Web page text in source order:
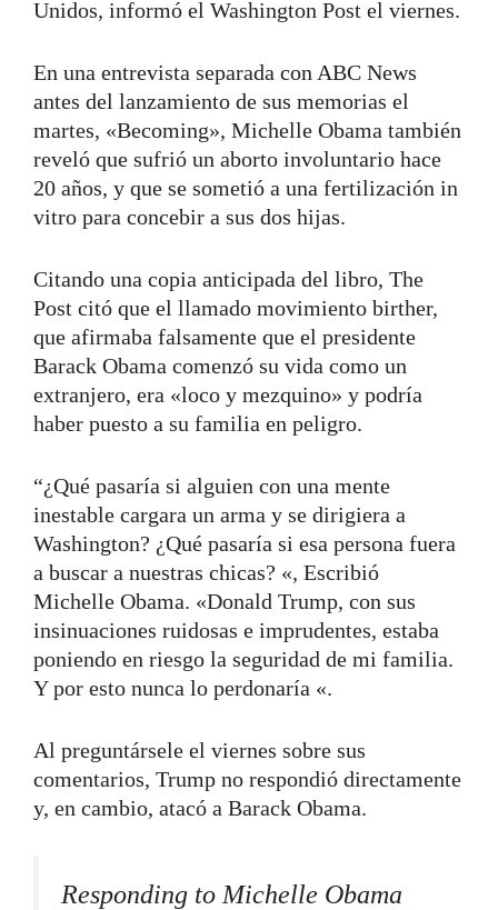
Unidos, informó el Washington Post el viernes.
En una entrevista separada con ABC News
antes del lanzamiento de sus memorias el
martes, «Becoming», Michelle Obama también
reveló que sufrió un aborto involuntario hace
20 años, y que se sometió a una fertilización in
vitro para concebir a sus dos hijas.
Citando una copia anticipada del libro, The
Post citó que el llamado movimiento birther,
que afirmaba falsamente que el presidente
Barack Obama comenzó su vida como un
extranjero, era «loco y mezquino» y podría
haber puesto a su familia en peligro.
“¿Qué pasaría si alguien con una mente
inestable cargara un arma y se dirigiera a
Washington? ¿Qué pasaría si esa persona fuera
a buscar a nuestras chicas? «, Escribió
Michelle Obama. «Donald Trump, con sus
insinuaciones ruidosas e imprudentes, estaba
poniendo en riesgo la seguridad de mi familia.
Y por esto nunca lo perdonaría «.
Al preguntársele el viernes sobre sus
comentarios, Trump no respondió directamente
y, en cambio, atacó a Barack Obama.
Responding to Michelle Obama